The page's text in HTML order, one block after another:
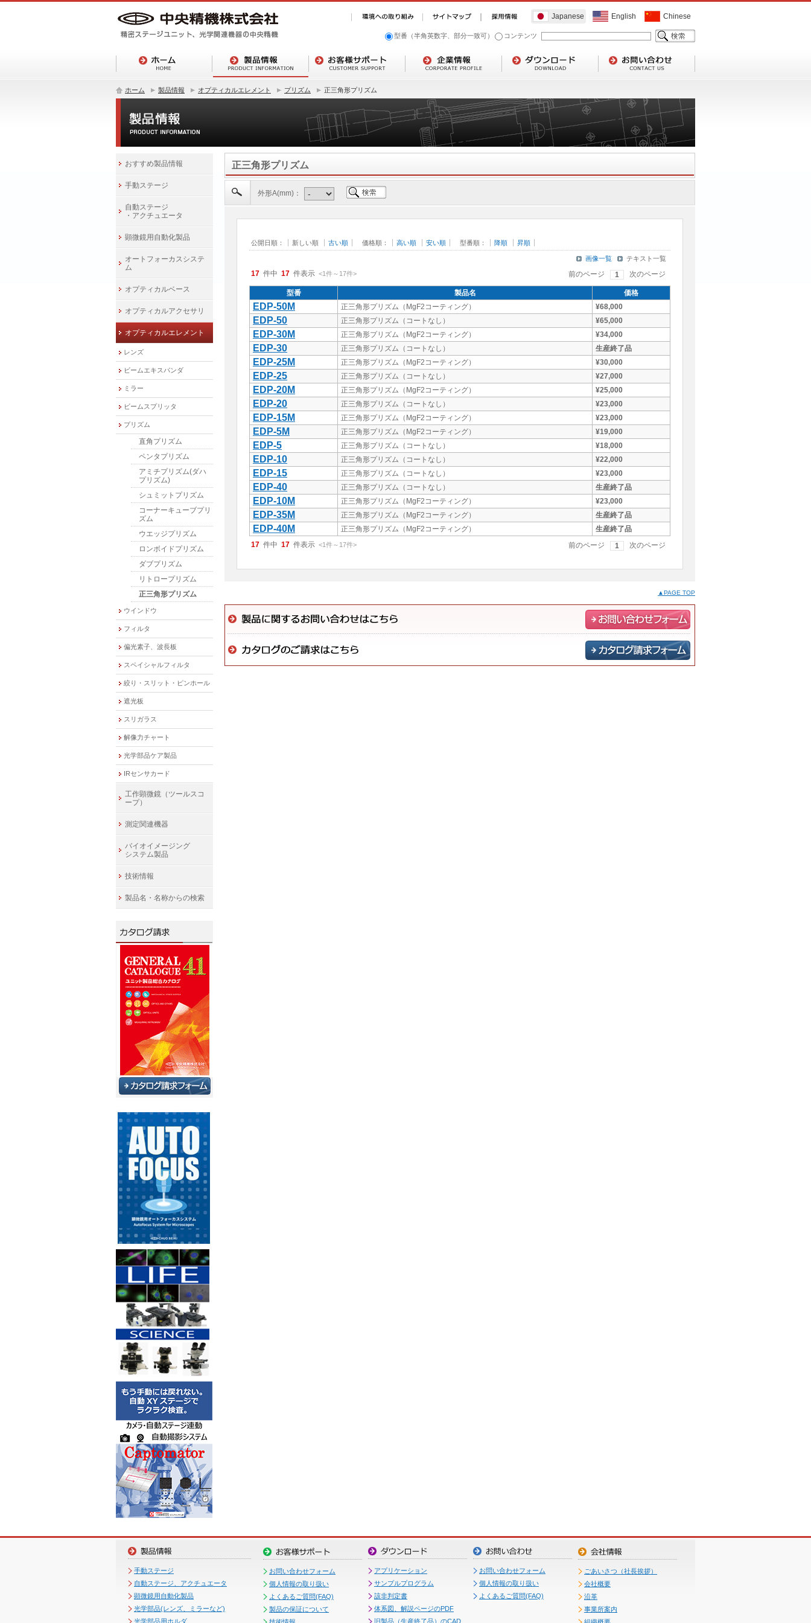
Japanese English Chinese
型番（半角英数字、部分一致可） コンテンツ
ホーム 製品情報 オプティカルエレメント プリズム 正三角形プリズム
正三角形プリズム
外形A(mm)：
公開日順： 新しい順 古い順 価格順： 高い順 安い順 型番順： 降順 昇順
画像一覧 テキスト一覧
17 件中 17 件表示 <1件～ 17件> 前のページ 1 次のページ
型番 製品名 価格
EDP-50M 正三角形プリズム（MgF2コーティング） ¥68,000
EDP-50 正三角形プリズム（コートなし） ¥65,000
EDP-30M 正三角形プリズム（MgF2コーティング） ¥34,000
EDP-30 正三角形プリズム（コートなし） 生産終了品
EDP-25M 正三角形プリズム（MgF2コーティング） ¥30,000
EDP-25 正三角形プリズム（コートなし） ¥27,000
EDP-20M 正三角形プリズム（MgF2コーティング） ¥25,000
EDP-20 正三角形プリズム（コートなし） ¥23,000
EDP-15M 正三角形プリズム（MgF2コーティング） ¥23,000
EDP-5M 正三角形プリズム（MgF2コーティング） ¥19,000
EDP-5 正三角形プリズム（コートなし） ¥18,000
EDP-10 正三角形プリズム（コートなし） ¥22,000
EDP-15 正三角形プリズム（コートなし） ¥23,000
EDP-40 正三角形プリズム（コートなし） 生産終了品
EDP-10M 正三角形プリズム（MgF2コーティング） ¥23,000
EDP-35M 正三角形プリズム（MgF2コーティング） 生産終了品
EDP-40M 正三角形プリズム（MgF2コーティング）
生産終了品
17 件中 17 件表示 <1件～ 17件> 前のページ 1 次のページ
▲PAGE TOP
おすすめ製品情報
手動ステージ
自動ステージ
・アクチュエータ
顕微鏡用自動化製品
オートフォーカスシステ
ム
オプティカルベース
オプティカルアクセサリ
オプティカルエレメント
レンズ
ビームエキスパンダ
ミラー
ビームスプリッタ
プリズム
直角プリズム
ペンタプリズム
アミチプリズム(ダハ
プリズム)
シュミットプリズム
コーナーキューブプリ
ズム
ウエッジプリズム
ロンボイドプリズム
ダブプリズム
リトロープリズム
正三角形プリズム
ウインドウ
フィルタ
偏光素子、波長板
スペイシャルフィルタ
絞り・スリット・ピンホール
遮光板
スリガラス
解像力チャート
光学部品ケア製品
IRセンサカード
工作顕微鏡（ツールスコ
ープ）
測定関連機器
バイオイメージング
システム製品
技術情報
製品名・名称からの検索
手動ステージ
自動ステージ、アクチュエータ
顕微鏡用自動化製品
光学部品(レンズ、ミラーなど)
光学部品用ホルダ
お問い合わせフォーム
個人情報の取り扱い
よくあるご質問(FAQ)
製品の保証について
アプリケーション
サンプルプログラム
該非判定書
体系図、解説ページのPDF
旧製品（生産終了品）のCAD
お問い合わせフォーム
個人情報の取り扱い
よくあるご質問(FAQ)
ごあいさつ（社長挨拶）
会社概要
沿革
事業所案内